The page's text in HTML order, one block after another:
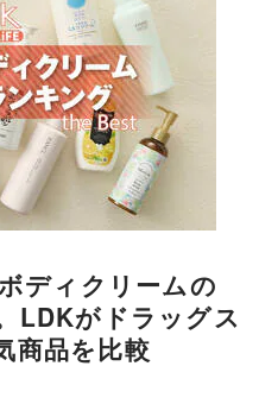
ディクリームの
LDKがドラッグス
商品を比較